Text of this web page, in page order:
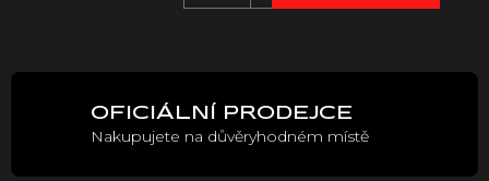
cena:
OFICIÁLNÍ PRODEJCE
Nakupujete na důvěryhodném místě